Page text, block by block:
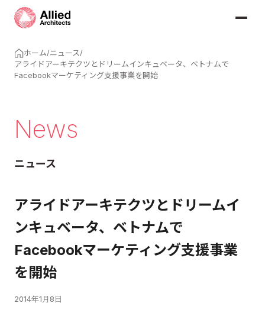
ホーム/ニュース/
アライドアーキテクツとドリームインキュベータ、ベトナムで
Facebookマーケティング支援事業を開始
News
ニュース
アライドアーキテクツとドリームイ
ンキュベータ、ベトナムで
Facebookマーケティング支援事業
を開始
2014年1月8日